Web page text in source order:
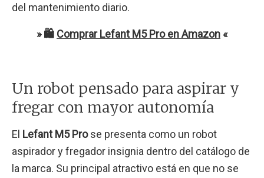
del mantenimiento diario.
» 🛍️ Comprar Lefant M5 Pro en Amazon«
Un robot pensado para aspirar y
fregar con mayor autonomía
El Lefant M5 Prose presenta como un robot
aspirador y fregador insignia dentro del catálogo de
la marca. Su principal atractivo está en que no se